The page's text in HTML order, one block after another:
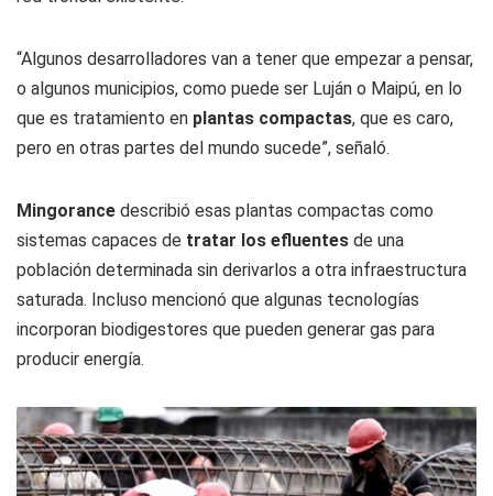
“Algunos desarrolladores van a tener que empezar a pensar,
o algunos municipios, como puede ser Luján o Maipú, en lo
que es tratamiento en plantas compactas, que es caro,
pero en otras partes del mundo sucede”, señaló.
Mingorance describió esas plantas compactas como
sistemas capaces de tratar los efluentes de una
población determinada sin derivarlos a otra infraestructura
saturada. Incluso mencionó que algunas tecnologías
incorporan biodigestores que pueden generar gas para
producir energía.